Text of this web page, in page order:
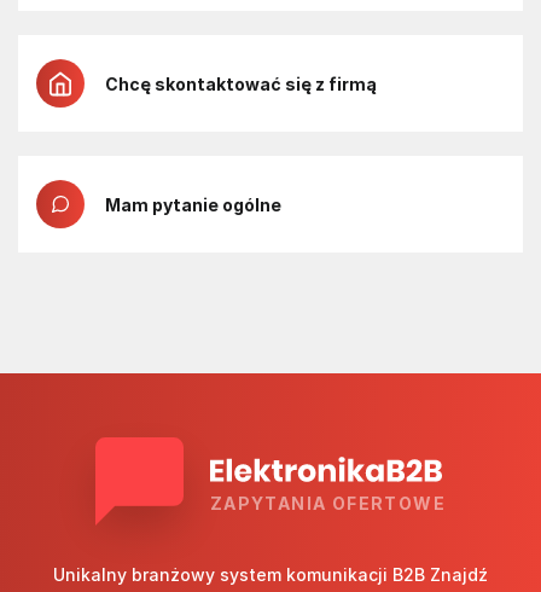
Chcę skontaktować się z firmą
Mam pytanie ogólne
ZAPYTANIA OFERTOWE
Unikalny branżowy system komunikacji B2B Znajdź